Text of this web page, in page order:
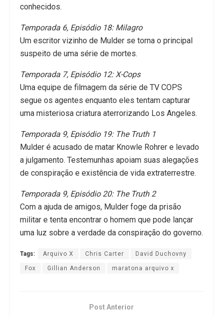
conhecidos.
Temporada 6, Episódio 18: Milagro
Um escritor vizinho de Mulder se torna o principal
suspeito de uma série de mortes.
Temporada 7, Episódio 12: X-Cops
Uma equipe de filmagem da série de TV COPS
segue os agentes enquanto eles tentam capturar
uma misteriosa criatura aterrorizando Los Angeles.
Temporada 9, Episódio 19: The Truth 1
Mulder é acusado de matar Knowle Rohrer e levado
a julgamento. Testemunhas apoiam suas alegações
de conspiração e existência de vida extraterrestre.
Temporada 9, Episódio 20: The Truth 2
Com a ajuda de amigos, Mulder foge da prisão
militar e tenta encontrar o homem que pode lançar
uma luz sobre a verdade da conspiração do governo.
Tags: Arquivo X Chris Carter David Duchovny
Fox Gillian Anderson maratona arquivo x
Post Anterior